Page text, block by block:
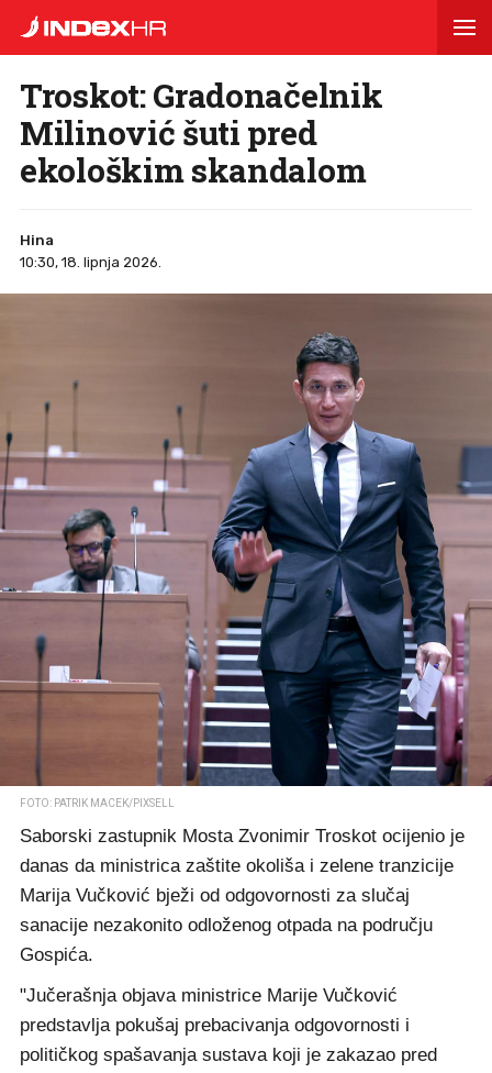
Troskot: Gradonačelnik
Milinović šuti pred
ekološkim skandalom
Hina
10:30, 18. lipnja 2026.
FOTO: PATRIK MACEK/PIXSELL
Saborski zastupnik Mosta Zvonimir Troskot ocijenio je
danas da ministrica zaštite okoliša i zelene tranzicije
Marija Vučković bježi od odgovornosti za slučaj
sanacije nezakonito odloženog otpada na području
Gospića.
"Jučerašnja objava ministrice Marije Vučković
predstavlja pokušaj prebacivanja odgovornosti i
političkog spašavanja sustava koji je zakazao pred